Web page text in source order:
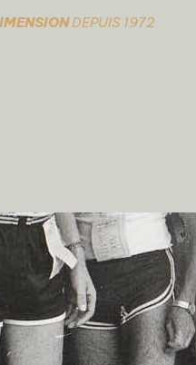
DEPUIS 1972